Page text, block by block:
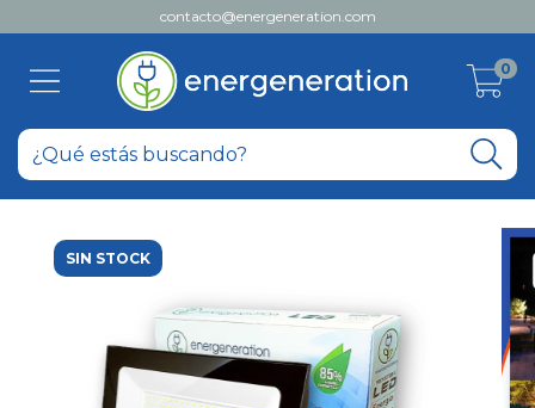
contacto@energeneration.com
0
SIN STOCK